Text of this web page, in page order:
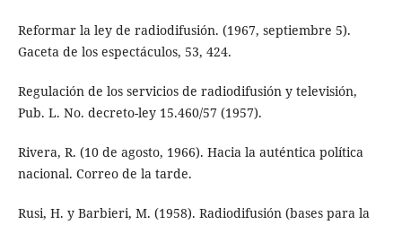
Reformar la ley de radiodifusión. (1967, septiembre 5).
Gaceta de los espectáculos, 53, 424.
Regulación de los servicios de radiodifusión y televisión,
Pub. L. No. decreto-ley 15.460/57 (1957).
Rivera, R. (10 de agosto, 1966). Hacia la auténtica política
nacional. Correo de la tarde.
Rusi, H. y Barbieri, M. (1958). Radiodifusión (bases para la